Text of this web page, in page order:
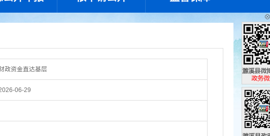
政资金直达基层
06-29
濉溪县政
政务微博